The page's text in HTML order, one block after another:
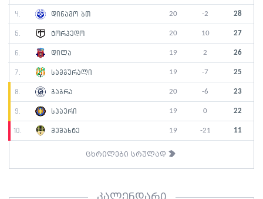
4. დინამო ბთ 20 -2 28
5. ტორპედო 20 10 27
6. დილა 19 2 26
7. სამგურალი 19 -7 25
8. გაგრა 20 -6 23
9. სპაერი 19 0 22
10. მეშახტე 19 -21 11
ცხრილები სრულად